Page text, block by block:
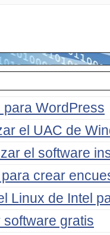
para WordPress
el UAC de
el software
crear
Linux de Intel
gratis